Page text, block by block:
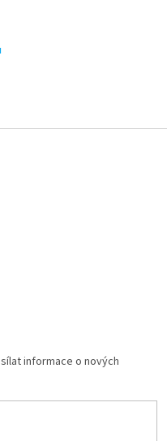
informace o nových